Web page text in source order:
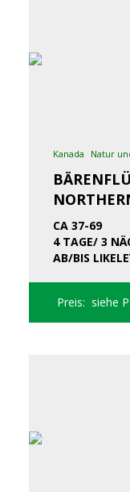
Kanada Natur
CA 37-69
4 TAGE/ 3
AB/BIS
Preis: siehe